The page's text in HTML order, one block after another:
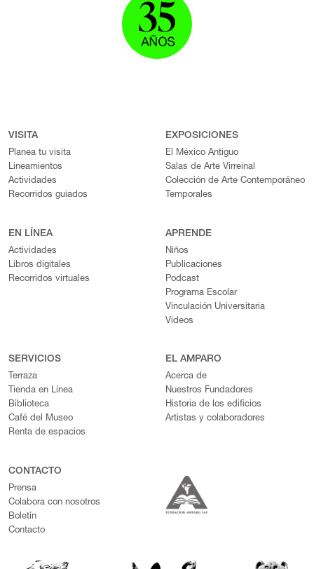
VISITA
Planea tu visita
Lineamientos
Actividades
Recorridos guiados
EXPOSICIONES
El México Antiguo
Salas de Arte Virreinal
Colección de Arte Contemporáneo
Temporales
EN LÍNEA
Actividades
Libros digitales
Recorridos virtuales
APRENDE
Niños
Publicaciones
Podcast
Programa Escolar
Vinculación Universitaria
Videos
SERVICIOS
Terraza
Tienda en Línea
Biblioteca
Café del Museo
Renta de espacios
EL AMPARO
Acerca de
Nuestros Fundadores
Historia de los edificios
Artistas y colaboradores
CONTACTO
Prensa
Colabora con nosotros
Boletín
Contacto